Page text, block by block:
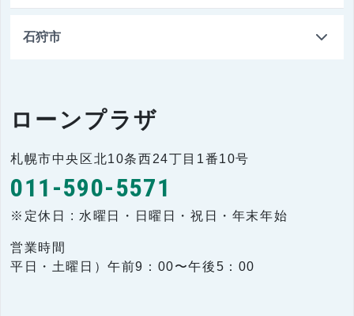
札幌市西区八軒1条東1丁目5番11号
西町支店
011-681-3101
石狩市
石狩市花畔1条1丁目2番地1
0133-66-3321
石狩市八幡2丁目332番地11
ローンプラザ
札幌市中央区北10条西24丁目1番10号
011-590-5571
※定休日 : 水曜日・日曜日・祝日・年末年始
営業時間
平日・土曜日）午前9：00〜午後5：00